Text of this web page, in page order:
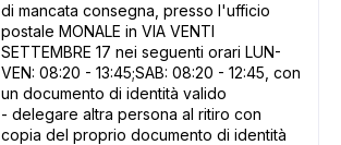
di mancata consegna, presso l'ufficio
postale MONALE in VIA VENTI
SETTEMBRE 17 nei seguenti orari LUN-
VEN: 08:20 - 13:45;SAB: 08:20 - 12:45, con
un documento di identità valido
- delegare altra persona al ritiro con
copia del proprio documento di identità